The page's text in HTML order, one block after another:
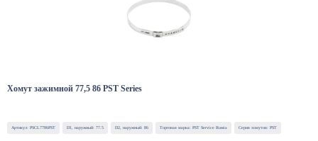
Хомут зажимной 77,5 86 PST Series
Артикул: PSCL7786PST D1, наружный: 77.5 D2, наружный: 86 Торговая марка: PST Service Russia Серия хомутов: PST